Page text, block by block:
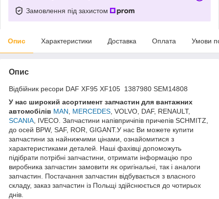
Замовлення під захистом
Опис Характеристики Доставка Оплата Умови
Опис
Відбійник ресори DAF XF95 XF105 1387980 SEM14808
У нас широкий асортимент запчастин для вантажних
автомобілів MAN MERCEDES , VOLVO, DAF, RENAULT,
SCANIA , IVECO. Запчастини напівпричіпів причепів SCHMITZ,
до осей BPW, SAF, ROR, GIGANT.У нас Ви можете купити
запчастини за найнижчими цінами, ознайомитися з
характеристиками деталей. Наші фахівці допоможуть
підібрати потрібні запчастини, отримати інформацію про
виробника запчастин замовити як оригінальні, так і аналоги
запчастин. Постачання запчастин відбувається з власного
складу, заказ запчастин із Польщі здійснюється до чотирьох
днів.